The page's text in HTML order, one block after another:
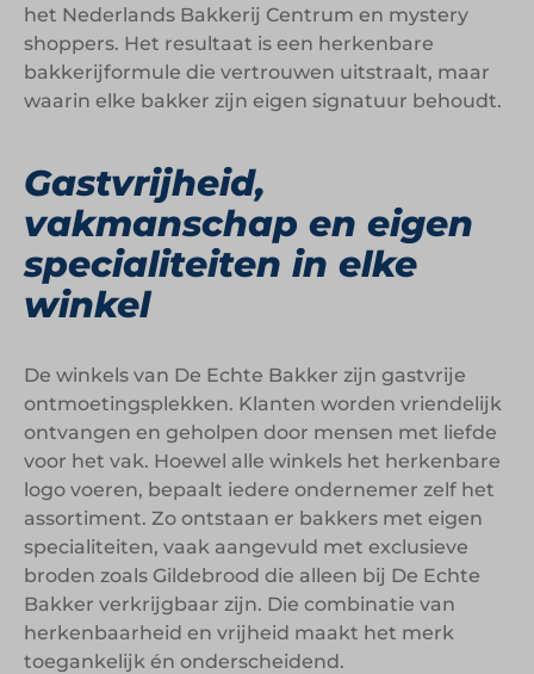
het Nederlands Bakkerij Centrum en mystery
shoppers. Het resultaat is een herkenbare
bakkerijformule die vertrouwen uitstraalt, maar
waarin elke bakker zijn eigen signatuur behoudt.
Gastvrijheid,
vakmanschap en eigen
specialiteiten in elke
winkel
De winkels van De Echte Bakker zijn gastvrije
ontmoetingsplekken. Klanten worden vriendelijk
ontvangen en geholpen door mensen met liefde
voor het vak. Hoewel alle winkels het herkenbare
logo voeren, bepaalt iedere ondernemer zelf het
assortiment. Zo ontstaan er bakkers met eigen
specialiteiten, vaak aangevuld met exclusieve
broden zoals Gildebrood die alleen bij De Echte
Bakker verkrijgbaar zijn. Die combinatie van
herkenbaarheid en vrijheid maakt het merk
toegankelijk én onderscheidend.